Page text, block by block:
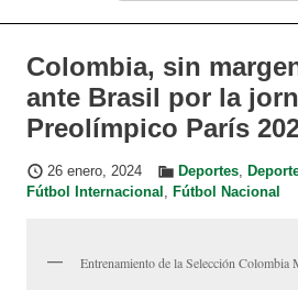
Colombia, sin
ante Brasil por la
Preolímpico París
26 enero, 2024 Deportes,
Fútbol Internacional , Fútbol Nacional
Entrenamiento de la Selección